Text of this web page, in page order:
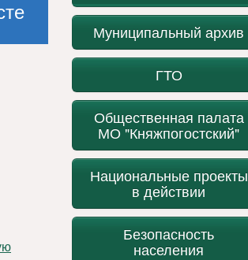
Муниципальный архив
ГТО
Общественная палата
МО "Княжпогостский"
Национальные проекты
в действии
Безопасность
населения